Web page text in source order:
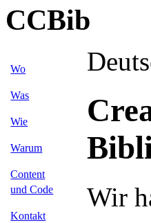
CCBib
Wo
Was
Wie
Warum
Content
und Code
Kontakt
Wir